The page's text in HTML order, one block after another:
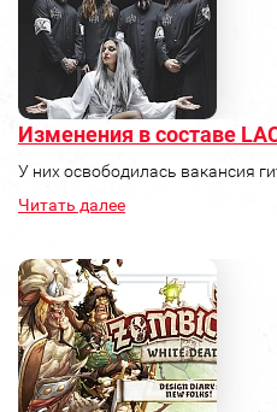
Изменения в составе
У них освободилась вакансия
Читать далее